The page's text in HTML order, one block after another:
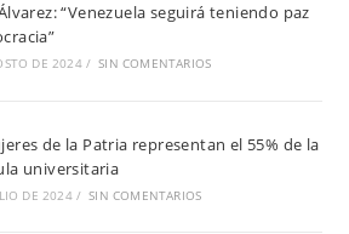
“Venezuela seguirá teniendo paz
DE 2024 / SIN COMENTARIOS
de la Patria representan el 55% de la
universitaria
DE 2024 / SIN COMENTARIOS